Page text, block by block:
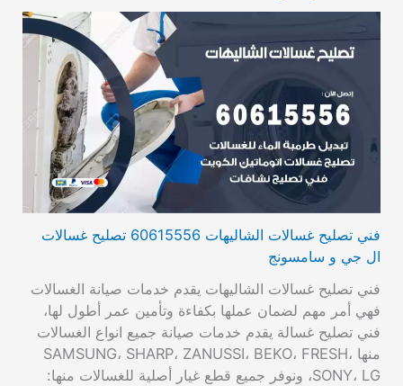
فني تصليح غسالات الشاليهات 60615556 تصليح غسالات
ال جي و سامسونج
فني تصليح غسالات الشاليهات يقدم خدمات صيانة الغسالات
فهي أمر مهم لضمان عملها بكفاءة وتأمين عمر أطول لها،
فني تصليح غسالة يقدم خدمات صيانة جميع انواع الغسالات
منها SAMSUNG، SHARP، ZANUSSI، BEKO، FRESH،
SONY، LG، ونوفر جميع قطع غيار أصلية للغسالات منها: